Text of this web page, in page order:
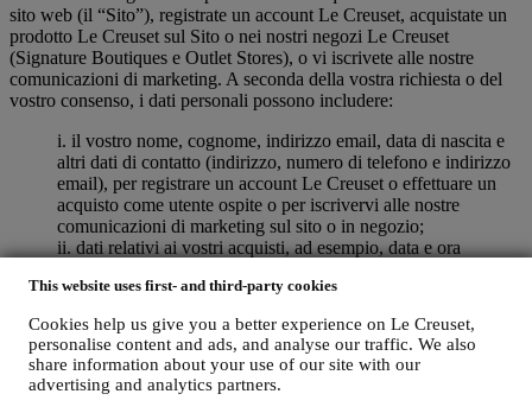
This website uses first- and third-party cookies
Cookies help us give you a better experience on Le Creuset,
personalise content and ads, and analyse our traffic. We also
share information about your use of our site with our
advertising and analytics partners.
sito web (il “Sito”), registrate un account Le Creuset, acquistate un
prodotto Le Creuset sul Sito o nei nostri negozi Le Creuset
(Signature Boutiques e Outlet Stores), o vi iscrivete alle nostre
comunicazioni di marketing. A seconda della vostra richiesta o del
vostro consenso, i dati personali possono includere:
i. il vostro nome, cognome, indirizzo email, data di nascita e
altri dati di contatto (indirizzo, numero di telefono e indirizzo
email), per registrare un account Le Creuset o effettuare un
acquisto come utente ospite o per iscrivervi alle nostre
comunicazioni di marketing sul sito o in negozio;
ii. dati relativi ai vostri acquisti, ad esempio, data e ora
pagamento, dati per la gestione degli ordini;
(ad es., identificativi online, quali il vostro indirizzo IP, la
versione del browser, il sistema operativo, la durata della
visita, precedenti visite, l’area geografica di provenienza) che
vengono raccolti durante le vostre visite al Sito (come utenti